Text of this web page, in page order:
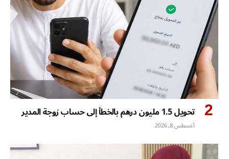
تحويل 1.5 مليون درهم بالخطأ إلى حساب زوجة المدير
أغسطس 8, 2026